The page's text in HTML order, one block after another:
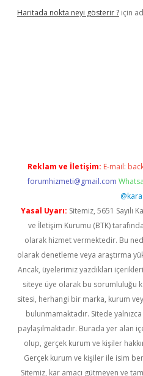
Haritada nokta neyi gösterir ? için
Reklam ve İletişim: E-mail:
forumhizmeti@gmail.com
Yasal Uyarı: Sitemiz, 5651 Sayılı
ve İletişim Kurumu (BTK)
olarak hizmet vermektedir. Bu
olarak denetleme veya araştırma
Ancak, üyelerimiz yazdıkları
siteye üye olarak bu sorumluluğu
sitesi, herhangi bir marka, kurum
bulunmamaktadır. Sitede
paylaşılmaktadır. Burada yer alan
olup, gerçek kurum ve kişiler
Gerçek kurum ve kişiler ile isim
Sitemiz, kar amacı gütmeyen ve